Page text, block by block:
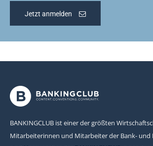
Jetzt anmelden
BANKINGCLUB ist einer der größten
Mitarbeiterinnen und Mitarbeiter der Bank- und